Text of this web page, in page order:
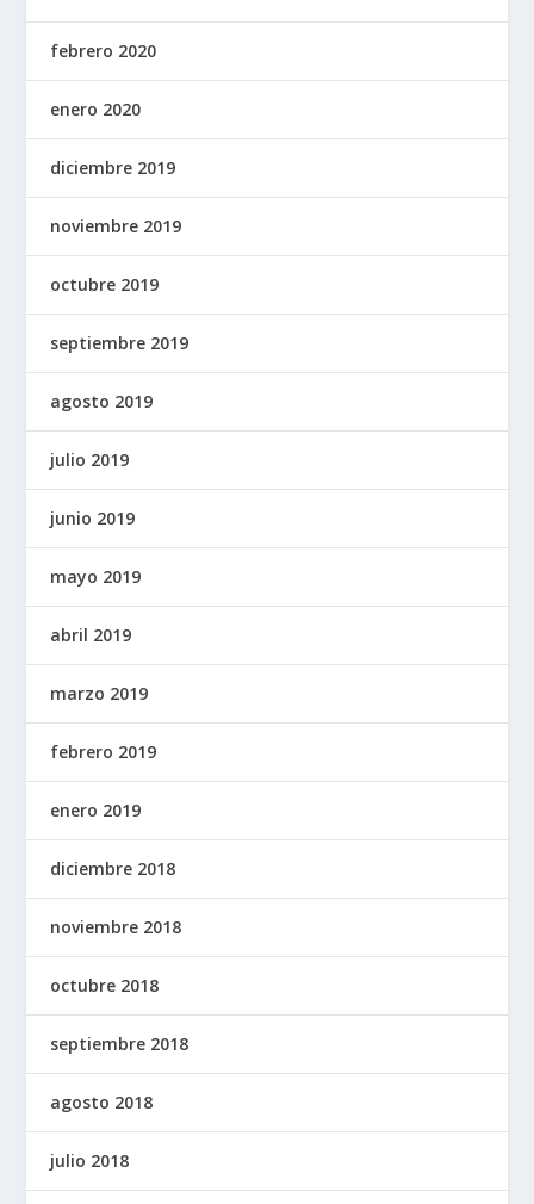
febrero 2020
enero 2020
diciembre 2019
noviembre 2019
octubre 2019
septiembre 2019
agosto 2019
julio 2019
junio 2019
mayo 2019
abril 2019
marzo 2019
febrero 2019
enero 2019
diciembre 2018
noviembre 2018
octubre 2018
septiembre 2018
agosto 2018
julio 2018